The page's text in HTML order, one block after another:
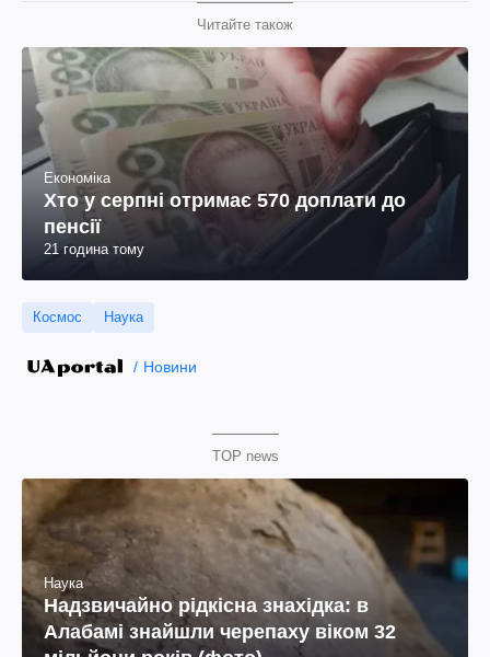
Читайте також
Економіка
Хто у серпні отримає 570 доплати до
пенсії
21 година тому
Космос Наука
Новини
TOP news
Наука
Надзвичайно рідкісна знахідка: в
Алабамі знайшли черепаху віком 32